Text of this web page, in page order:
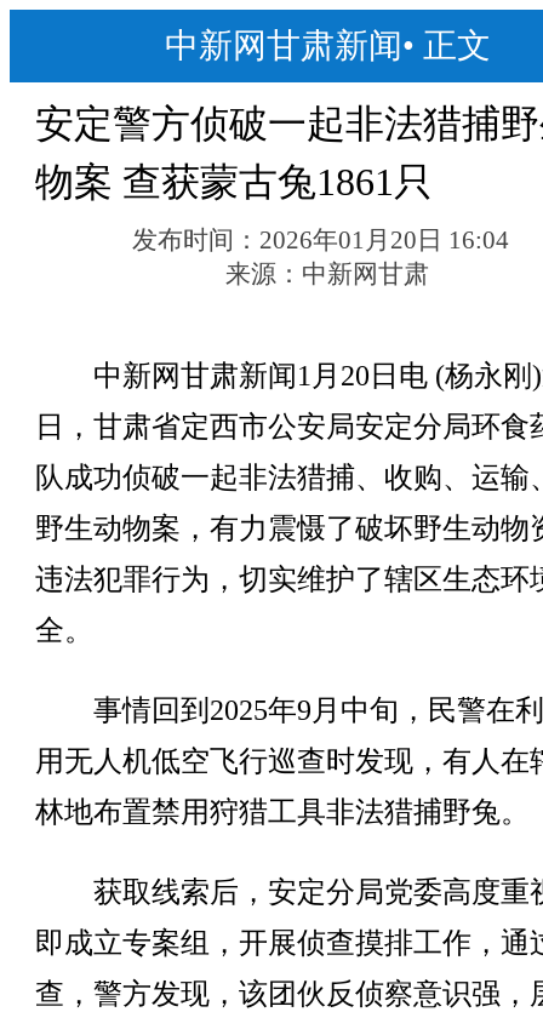
中新网甘肃新闻• 正文
安定警方侦破一起非法猎捕
物案 查获蒙古兔1861只
发布时间： 2026年01月20日 16:04
来源： 中新网甘肃
中新网甘肃新闻1月20日电 (杨永刚
日，甘肃省定西市公安局安定分局环食
队成功侦破一起非法猎捕、收购、运输
野生动物案，有力震慑了破坏野生动物
违法犯罪行为，切实维护了辖区生态环
全。
事情回到2025年9月中旬，民警在
用无人机低空飞行巡查时发现，有人在
林地布置禁用狩猎工具非法猎捕野兔。
获取线索后，安定分局党委高度重
即成立专案组，开展侦查摸排工作，通
查，警方发现，该团伙反侦察意识强，